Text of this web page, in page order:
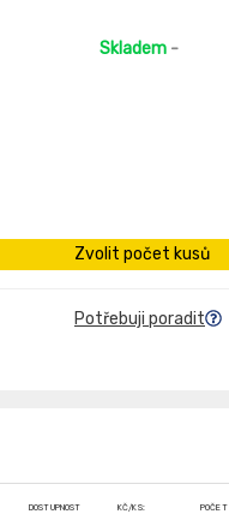
Skladem -
Zvolit počet kusů
Potřebuji poradit
DOSTUPNOST KČ/KS: POČET